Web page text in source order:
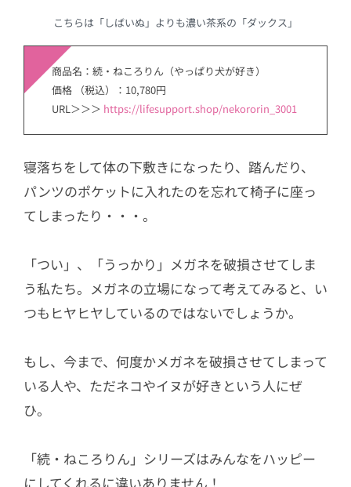
こちらは「しばいぬ」よりも濃い茶系の「ダックス」
商品名：続・ねころりん（やっぱり犬が好き）
価格 （税込）：10,780円
URL＞＞＞ https://lifesupport.shop/nekororin_3001
寝落ちをして体の下敷きになったり、踏んだり、
パンツのポケットに入れたのを忘れて椅子に座っ
てしまったり・・・。
「つい」、「うっかり」メガネを破損させてしま
う私たち。メガネの立場になって考えてみると、い
つもヒヤヒヤしているのではないでしょうか。
もし、今まで、何度かメガネを破損させてしまって
いる人や、ただネコやイヌが好きという人にぜ
ひ。
「続・ねころりん」シリーズはみんなをハッピー
にしてくれるに違いありません！